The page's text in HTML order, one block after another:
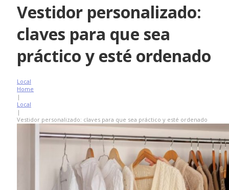
Vestidor personalizado:
claves para que sea
práctico y esté ordenado
Local
Home
|
Local
|
Vestidor personalizado: claves para que sea práctico y esté ordenado